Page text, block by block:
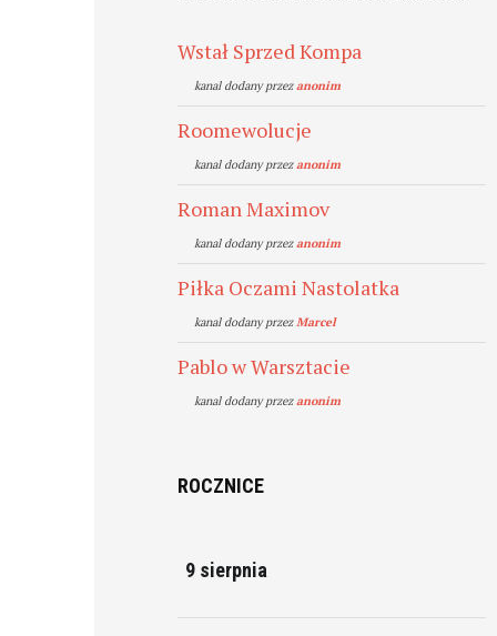
Wstał Sprzed Kompa
kanal dodany przezanonim
Roomewolucje
kanal dodany przezanonim
Roman Maximov
kanal dodany przezanonim
Piłka Oczami Nastolatka
kanal dodany przezMarcel
Pablo w Warsztacie
kanal dodany przezanonim
ROCZNICE
9 sierpnia